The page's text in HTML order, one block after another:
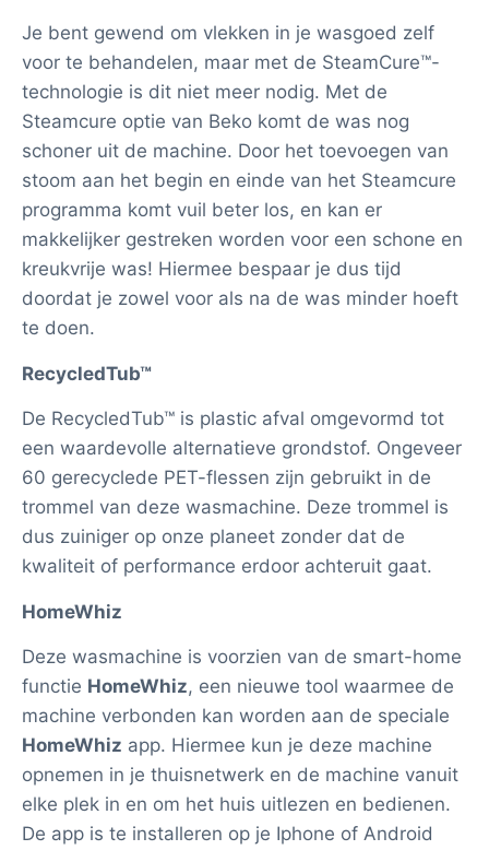
Je bent gewend om vlekken in je wasgoed zelf
voor te behandelen, maar met de SteamCure™-
technologie is dit niet meer nodig. Met de
Steamcure optie van Beko komt de was nog
schoner uit de machine. Door het toevoegen van
stoom aan het begin en einde van het Steamcure
programma komt vuil beter los, en kan er
makkelijker gestreken worden voor een schone en
kreukvrije was! Hiermee bespaar je dus tijd
doordat je zowel voor als na de was minder hoeft
te doen.
RecycledTub™
De RecycledTub™ is plastic afval omgevormd tot
een waardevolle alternatieve grondstof. Ongeveer
60 gerecyclede PET-flessen zijn gebruikt in de
trommel van deze wasmachine. Deze trommel is
dus zuiniger op onze planeet zonder dat de
kwaliteit of performance erdoor achteruit gaat.
HomeWhiz
Deze wasmachine is voorzien van de smart-home
functie HomeWhiz, een nieuwe tool waarmee de
machine verbonden kan worden aan de speciale
HomeWhiz app. Hiermee kun je deze machine
opnemen in je thuisnetwerk en de machine vanuit
elke plek in en om het huis uitlezen en bedienen.
De app is te installeren op je Iphone of Android